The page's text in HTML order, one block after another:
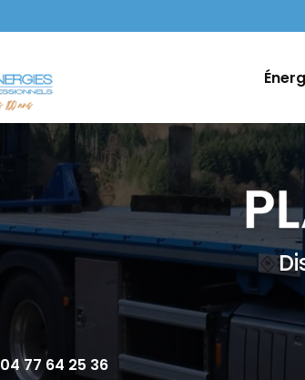
04 77 64 25 36